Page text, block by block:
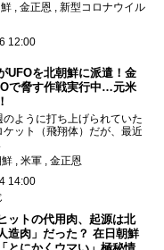
金正恩
新型コロナウイル
12:00
UFOを北朝鮮に派遣！金
で脅す作戦実行中…元米
のように打ち上げられていた
ケット（飛翔体）だが、最近
鮮 米軍
金正恩
14:00
ットの代用肉、起源は北
造肉」だった？ 在日朝鮮